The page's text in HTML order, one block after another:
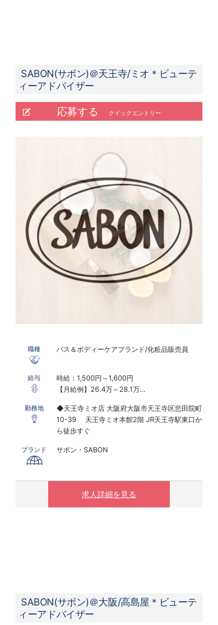
SABON(サボン)＠天王寺/ミオ＊ビューテ
ィーアドバイザー
応募する クイックエントリー
職種 バス＆ボディーケアブランド/化粧品販売員
給与
時給：1,500円～1,600円
【月給例】26.4万～28.1万
※研修期間あり
※時給は経験・スキルにより決定いたします
※配属先は適正やスキル考慮の上決定いたしま
す。
※ 実働8時間以上は1.25倍
※ 夜10時以降は1.25倍
勤務地
◆天王寺ミオ店 大阪府大阪市天王寺区悲田院町
10-39 天王寺ミオ本館2階 JR天王寺駅東口か
ら徒歩すぐ
ブランド サボン・SABON
求人詳細を見る
SABON(サボン)＠大阪/高島屋＊ビューテ
ィーアドバイザー